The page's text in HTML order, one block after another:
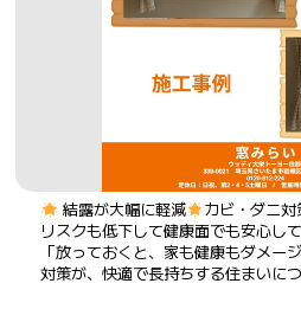
結露が大幅に軽減
カビ・ダニ
リスクも低下して健康面でも安心し
「放っておくと、家も健康もダメー
対策が、快適で長持ちする住まいに